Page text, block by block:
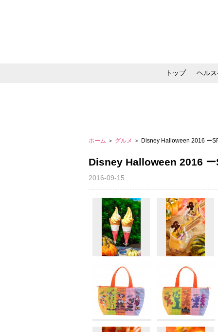
トップ ヘル
ホーム ＞ グルメ ＞ Disney Halloween 2016 ー
Disney Halloween 2016
2016-09-15